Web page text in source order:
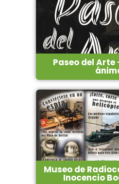
Paseo del Arte
Museo de
Inocencio